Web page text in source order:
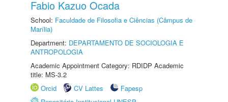
Fabio Kazuo Ocada
School: Faculdade de Filosofia e Ciências (Câmpus de
Marília)
Department: DEPARTAMENTO DE SOCIOLOGIA E
ANTROPOLOGIA
Academic Appointment Category: RDIDP Academic
title: MS-3.2
Orcid
CV Lattes
Fapesp